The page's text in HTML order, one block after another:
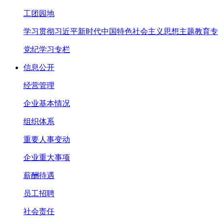
工团园地
学习贯彻习近平新时代中国特色社会主义思想主题教育
党纪学习专栏
信息公开
经营管理
企业基本情况
组织体系
重要人事变动
企业重大事项
薪酬待遇
员工招聘
社会责任